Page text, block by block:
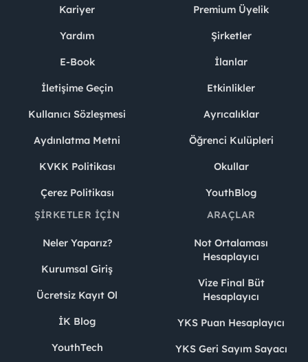
Kariyer
Yardım
E-Book
İletişime Geçin
Kullanıcı Sözleşmesi
Aydınlatma Metni
KVKK Politikası
Çerez Politikası
Premium Üyelik
Şirketler
İlanlar
Etkinlikler
Ayrıcalıklar
Öğrenci Kulüpleri
Okullar
YouthBlog
ŞIRKETLER İÇIN
Neler Yaparız?
Kurumsal Giriş
Ücretsiz Kayıt Ol
İK Blog
YouthTech
ARAÇLAR
Not Ortalaması
Hesaplayıcı
Vize Final Büt
Hesaplayıcı
YKS Puan Hesaplayıcı
YKS Geri Sayım Sayacı